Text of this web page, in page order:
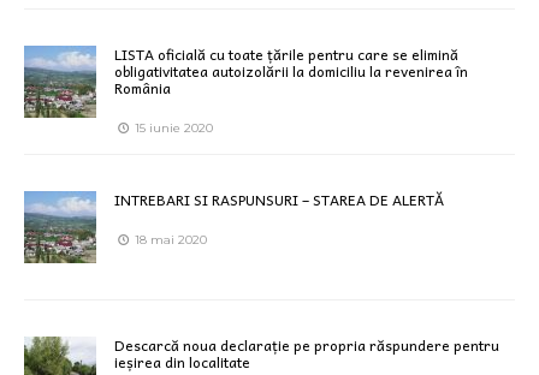
LISTA oficială cu toate țările pentru care se elimină
obligativitatea autoizolării la domiciliu la revenirea în
România
15 iunie 2020
INTREBARI SI RASPUNSURI – STAREA DE ALERTĂ
18 mai 2020
Descarcă noua declarație pe propria răspundere pentru
ieșirea din localitate